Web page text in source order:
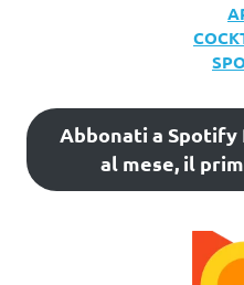
Abbonati a Spotify
al mese, il